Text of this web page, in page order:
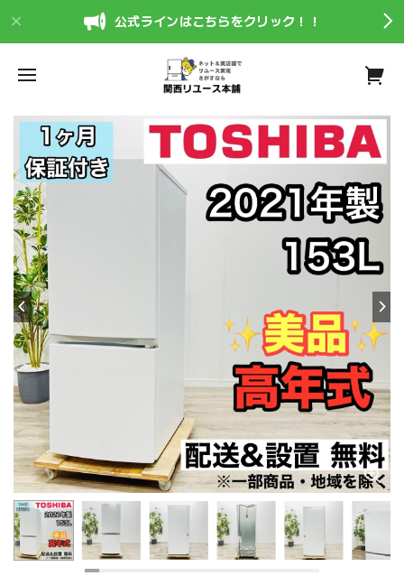
公式ラインはこちらをクリック！！